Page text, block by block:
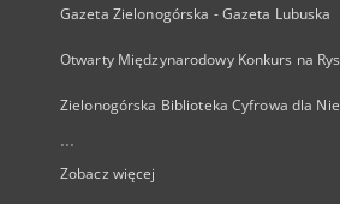
Gazeta Zielonogórska - Gazeta Lubuska
Otwarty Międzynarodowy Konkurs na
Zielonogórska Biblioteka Cyfrowa dla
...
Zobacz więcej